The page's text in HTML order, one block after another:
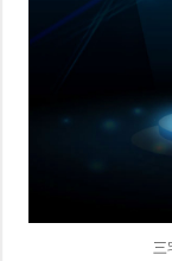
三